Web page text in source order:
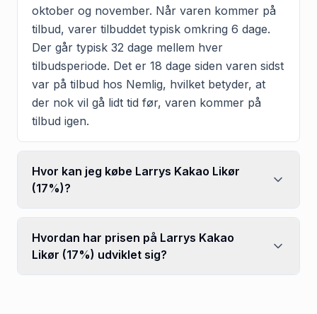
oktober og november. Når varen kommer på
tilbud, varer tilbuddet typisk omkring 6 dage.
Der går typisk 32 dage mellem hver
tilbudsperiode. Det er 18 dage siden varen sidst
var på tilbud hos Nemlig, hvilket betyder, at
der nok vil gå lidt tid før, varen kommer på
tilbud igen.
Hvor kan jeg købe Larrys Kakao Likør
(17%)?
Hvordan har prisen på Larrys Kakao
Likør (17%) udviklet sig?